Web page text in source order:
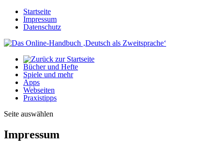
Startseite
Impressum
Datenschutz
Bücher und Hefte
Spiele und mehr
Apps
Webseiten
Praxistipps
Seite auswählen
Impressum